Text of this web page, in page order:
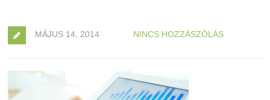
MÁJUS 14, 2014 NINCS HOZZÁSZÓLÁS